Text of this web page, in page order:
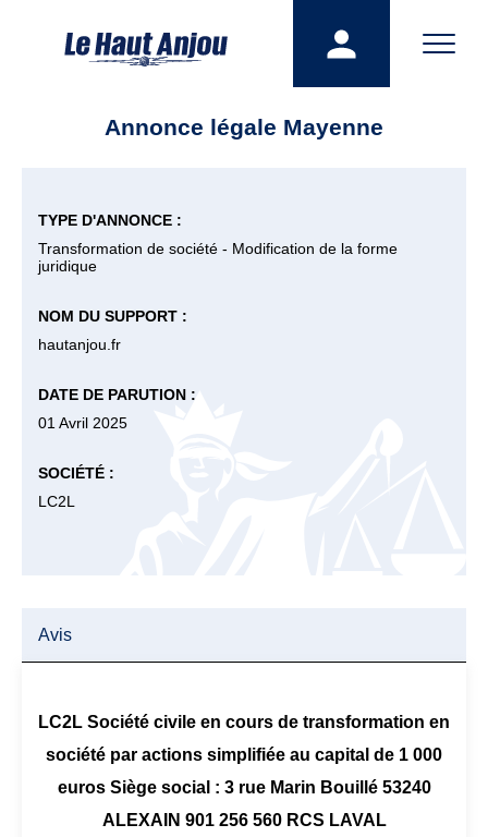
Annonce légale Mayenne
TYPE D'ANNONCE :
Transformation de société - Modification de la forme
juridique
NOM DU SUPPORT :
hautanjou.fr
DATE DE PARUTION :
01 Avril 2025
SOCIÉTÉ :
LC2L
Avis
LC2L Société civile en cours de transformation en
société par actions simplifiée au capital de 1 000
euros Siège social : 3 rue Marin Bouillé 53240
ALEXAIN 901 256 560 RCS LAVAL